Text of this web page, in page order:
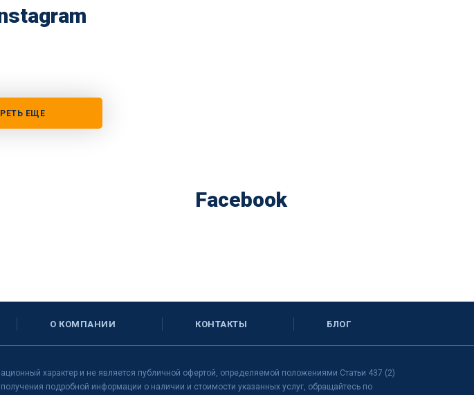
ЕЩЕ
Facebook
О КОМПАНИИ КОНТАКТЫ БЛОГ
характер и не является публичной офертой, определяемой положениями Статьи 437 (2)
подробной информации о наличии и стоимости указанных услуг, обращайтесь по